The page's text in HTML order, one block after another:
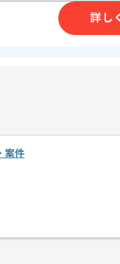
かすことができます。
応じてスライド案件の
詳し
案件